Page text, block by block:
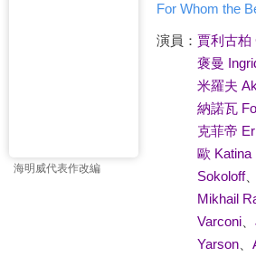
海明威代表作改編
For Whom the
演員： 賈利古柏
褒曼
米羅夫
納諾瓦
克菲帝
歐 Katina
Sokoloff、
Mikhail
Varconi、
Yarson、